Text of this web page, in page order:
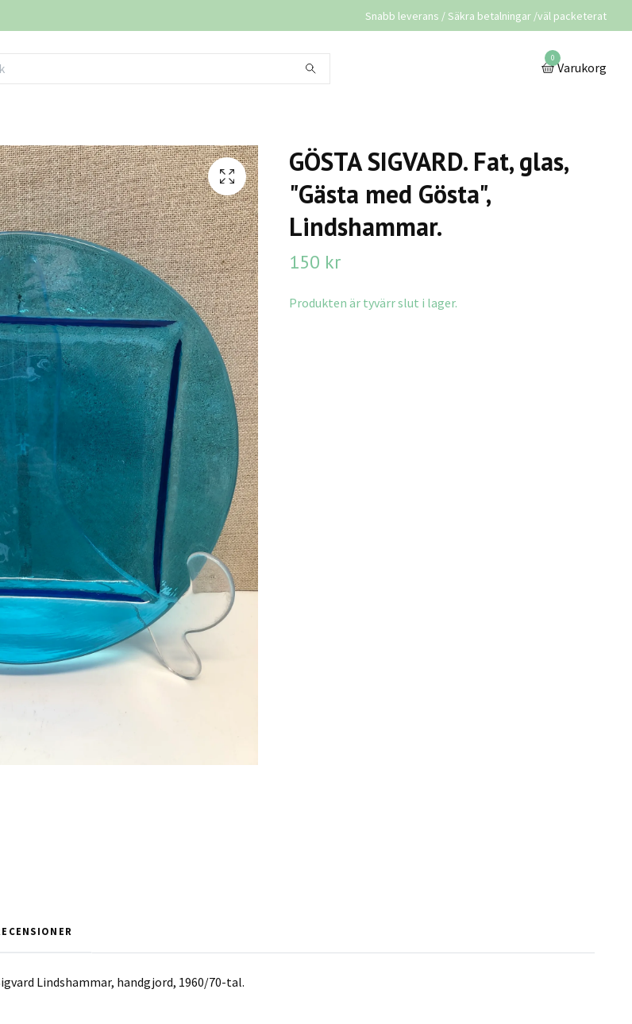
Snabb leverans / Säkra betalningar /väl packeterat
0
Varukorg
GÖSTA SIGVARD. Fat, glas,
"Gästa med Gösta",
Lindshammar.
150 kr
Produkten är tyvärr slut i lager.
Lindshammar, handgjord, 1960/70-tal.